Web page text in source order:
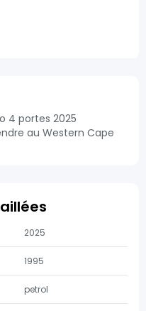
4 portes 2025
au Western Cape
2025
1995
petrol